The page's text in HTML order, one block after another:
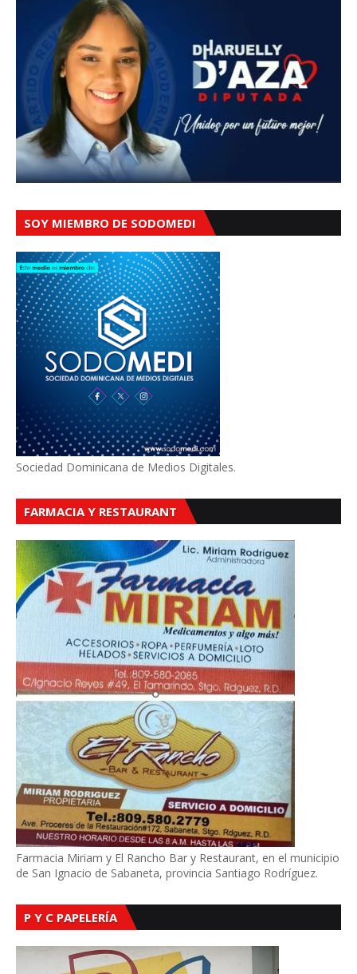
SOY MIEMBRO DE SODOMEDI
Sociedad Dominicana de Medios Digitales.
FARMACIA Y RESTAURANT
Farmacia Miriam y El Rancho Bar y Restaurant, en el municipio
de San Ignacio de Sabaneta, provincia Santiago Rodríguez.
P Y C PAPELERÍA